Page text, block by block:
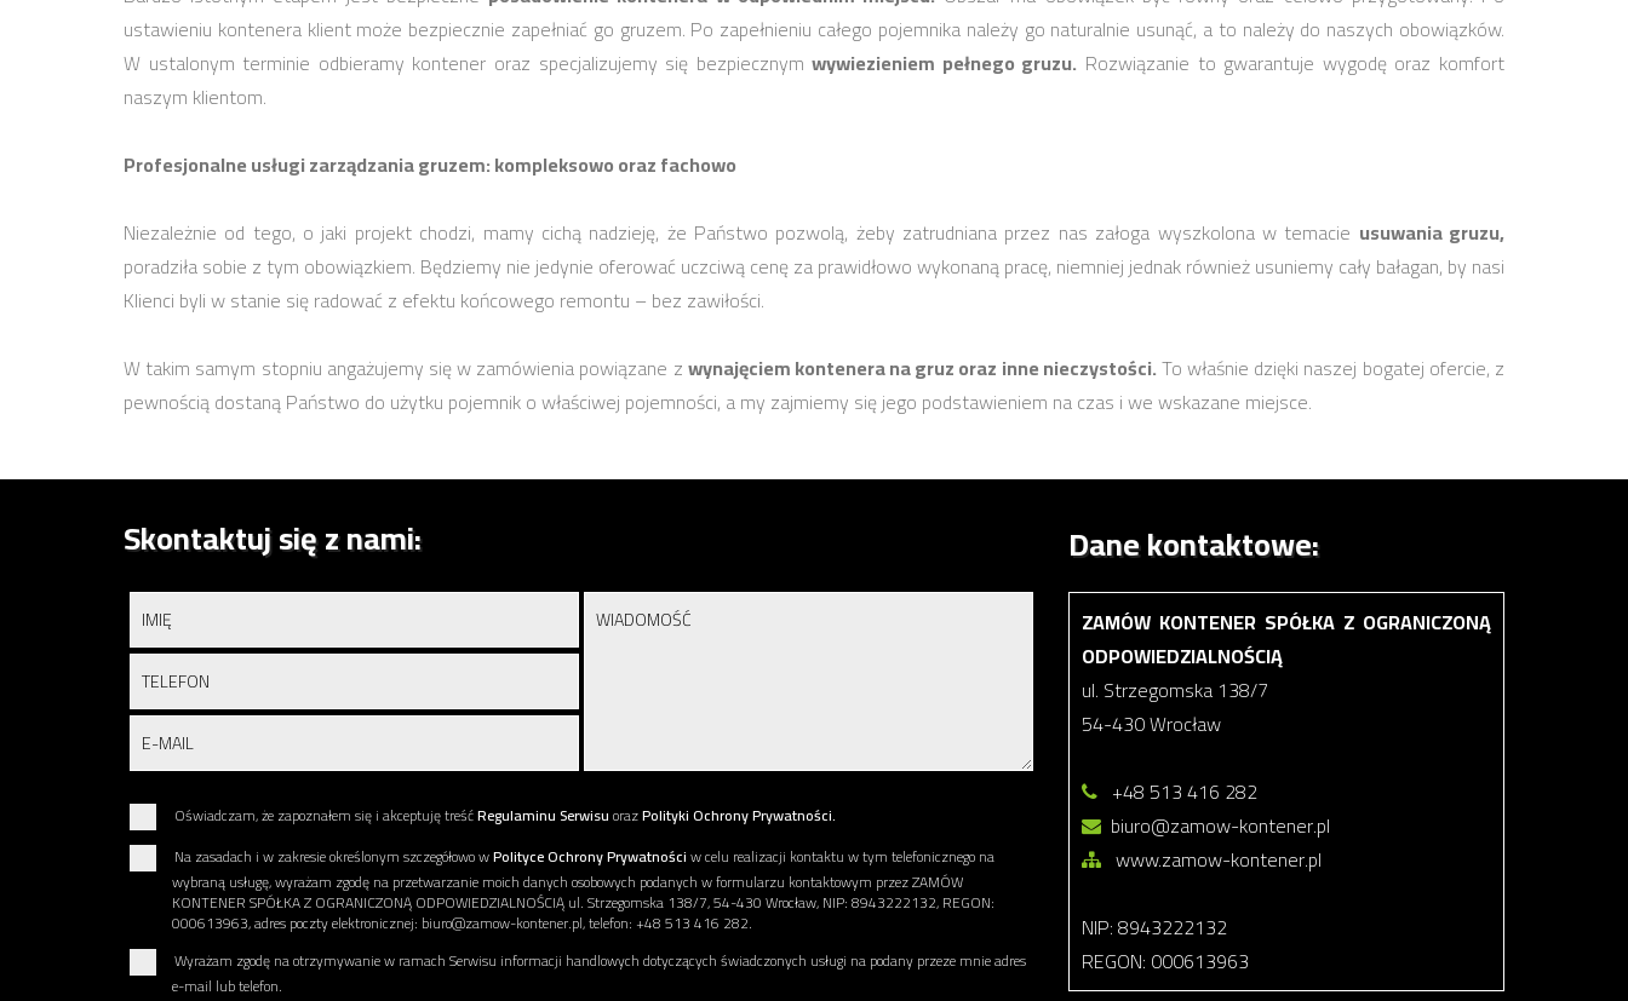
ustawieniu kontenera klient może bezpiecznie zapełniać go gruzem. Po zapełnieniu całego pojemnika należy go naturalnie usunąć, a to należy do naszych obowiązków.
W ustalonym terminie odbieramy kontener oraz specjalizujemy się bezpiecznymwywiezieniem pełnego gruzu. Rozwiązanie to gwarantuje wygodę oraz komfort
naszym klientom.
Profesjonalne usługi zarządzania gruzem: kompleksowo oraz fachowo
Niezależnie od tego, o jaki projekt chodzi, mamy cichą nadzieję, że Państwo pozwolą, żeby zatrudniana przez nas załoga wyszkolona w temacie usuwania gruzu,
poradziła sobie z tym obowiązkiem. Będziemy nie jedynie oferować uczciwą cenę za prawidłowo wykonaną pracę, niemniej jednak również usuniemy cały bałagan, by nasi
Klienci byli w stanie się radować z efektu końcowego remontu – bez zawiłości.
W takim samym stopniu angażujemy się w zamówienia powiązane zwynajęciem kontenera na gruz oraz inne nieczystości.To właśnie dzięki naszej bogatej ofercie, z
pewnością dostaną Państwo do użytku pojemnik o właściwej pojemności, a my zajmiemy się jego podstawieniem na czas i we wskazane miejsce.
Skontaktuj się z nami:
Oświadczam, że zapoznałem się i akceptuję treśćRegulaminu SerwisuorazPolityki Ochrony Prywatności.
Na zasadach i w zakresie określonym szczegółowo wPolityce Ochrony Prywatnościw celu realizacji kontaktu w tym telefonicznego na
wybraną usługę, wyrażam zgodę na przetwarzanie moich danych osobowych podanych w formularzu kontaktowym przez ZAMÓW
KONTENER SPÓŁKA Z OGRANICZONĄ ODPOWIEDZIALNOŚCIĄ ul. Strzegomska 138/7, 54-430 Wrocław, NIP: 8943222132, REGON:
000613963, adres poczty elektronicznej: biuro@zamow-kontener.pl, telefon: +48 513 416 282.
Wyrażam zgodę na otrzymywanie w ramach Serwisu informacji handlowych dotyczących świadczonych usługi na podany przeze mnie adres
e-mail lub telefon.
Dane kontaktowe:
ZAMÓW KONTENER SPÓŁKA Z OGRANICZONĄ
ODPOWIEDZIALNOŚCIĄ
ul. Strzegomska 138/7
54-430 Wrocław
+48 513 416 282
biuro@zamow-kontener.pl
www.zamow-kontener.pl
NIP: 8943222132
REGON: 000613963